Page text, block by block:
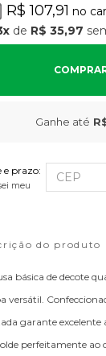
R$ 107,91 no
de R$ 35,97
Ganhe até
e prazo:
meu
do produto
básica de decote
versátil.
garante excelente
perfeitamente ao